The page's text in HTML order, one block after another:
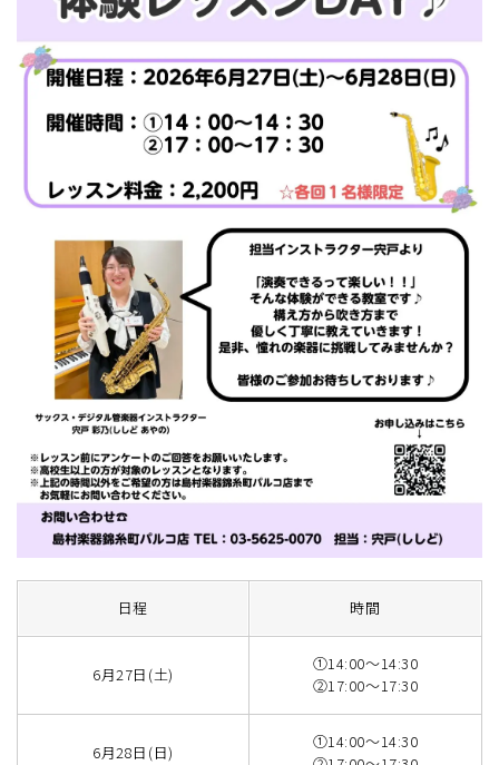
日程 時間
6月27日(土)
①14:00～14:30
②17:00～17:30
6月28日(日)
①14:00～14:30